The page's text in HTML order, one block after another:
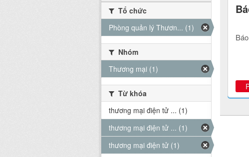
Tổ chức
Phòng quản lý Thươn... (1)
Nhóm
Thương mại (1)
Từ khóa
thương mại điện tử ... (1)
thương mại điện tử ... (1)
thương mại điện tử (1)